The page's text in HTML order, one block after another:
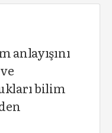
anlayışını
bilim